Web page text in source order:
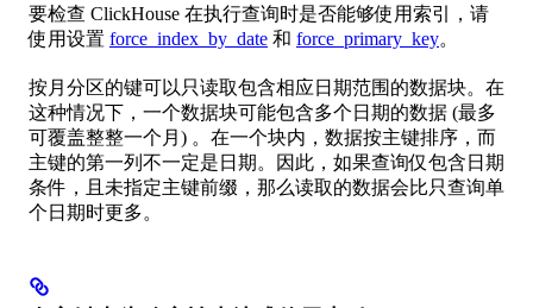
要检查 ClickHouse 在执行查询时是否能够使用索引，请
使用设置 force_index_by_date 和 force_primary_key。
按月分区的键可以只读取包含相应日期范围的数据块。在
这种情况下，一个数据块可能包含多个日期的数据 (最多
可覆盖整整一个月) 。在一个块内，数据按主键排序，而
主键的第一列不一定是日期。因此，如果查询仅包含日期
条件，且未指定主键前缀，那么读取的数据会比只查询单
个日期时更多。